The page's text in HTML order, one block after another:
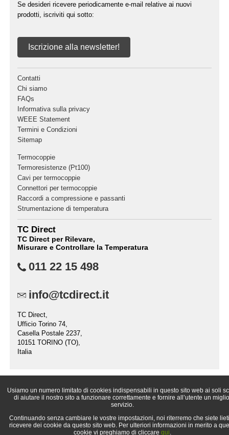
Se desideri ricevere periodicamente e-mail relative ai nuovi
prodotti, iscriviti qui sotto:
Iscrizione alla newsletter!
Contatti
Chi siamo
FAQs
Informativa sulla privacy
WEEE Statement
Termini e Condizioni
Sitemap
Termocoppie
Termoresistenze (Pt100)
Cavi per termocoppie
Connettori per termocoppie
Raccordi a compressione e passanti
Strumentazione di temperatura
TC Direct
TC Direct per Rilevare,
Misurare e Controllare la Temperatura
011 22 15 498
info@tcdirect.it
TC Direct,
Ufficio Torino 74,
Casella Postale 2237,
10151 TORINO (TO),
Italia
© 1998-2026 TC Direct (divisione commerciale di TC Misure e Controlli
Srl)
Usiamo un numero limitato di cookies indispensabili in questo sito web ai soli
di aiutare il nostro sito a funzionare correttamente e fornire all’utente un
servizio.
Continuando senza cambiare le vostre impostazioni, noi riterremo che siete
ricevere dei cookie da questo sito web. Per ulteriori informazioni in merito a
cookie vi preghiamo di cliccare qui.